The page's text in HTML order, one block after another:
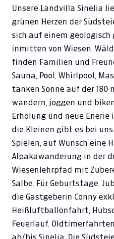
Unsere Landvilla Sinelia
grünen Herzen der
sich auf einem
inmitten von Wiesen,
finden Familien und
Sauna, Pool, Whirlpool,
tanken Sonne auf der 180
wandern, joggen und
Erholung und neue Enerie
die Kleinen gibt es bei
Spielen, auf Wunsch eine
Alpakawanderung in der
Wiesenlehrpfad mit
Salbe. Für Geburtstage,
die Gastgeberin Conny
Heißluftballonfahrt,
Feuerlauf,
ab/bis Sinelia. Die